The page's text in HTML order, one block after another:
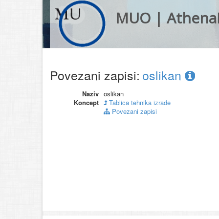
MUO |
Povezani zapisi: oslikan
Naziv oslikan
Koncept
Tablica tehnika izrade
Povezani zapisi